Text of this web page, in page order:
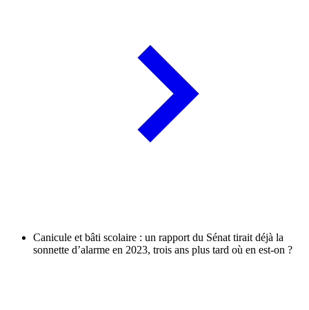
Canicule et bâti scolaire : un rapport du Sénat tirait déjà la
sonnette d’alarme en 2023, trois ans plus tard où en est-on ?